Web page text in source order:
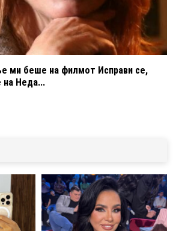
ми беше на филмот Исправи се,
на Неда...